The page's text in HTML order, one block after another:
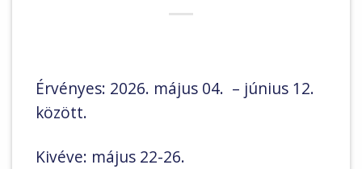
Érvényes: 2026. május 04. – június 12.
között.
Kivéve: május 22-26.